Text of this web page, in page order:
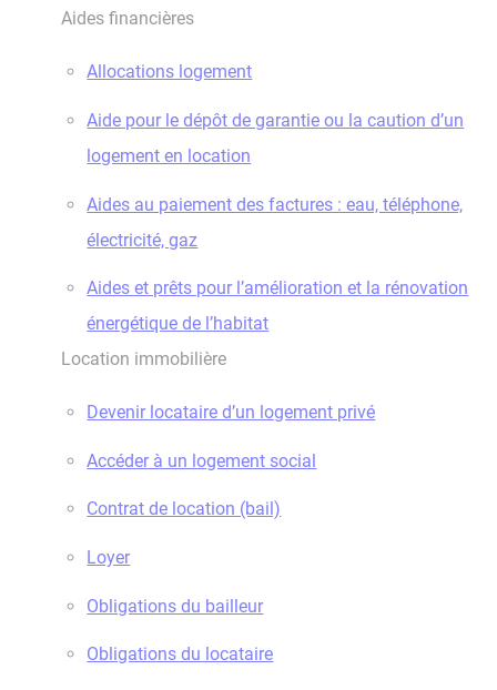
Aides financières
Allocations logement
Aide pour le dépôt de garantie ou la caution d’un
logement en location
Aides au paiement des factures : eau, téléphone,
électricité, gaz
Aides et prêts pour l’amélioration et la rénovation
énergétique de l’habitat
Location immobilière
Devenir locataire d’un logement privé
Accéder à un logement social
Contrat de location (bail)
Loyer
Obligations du bailleur
Obligations du locataire